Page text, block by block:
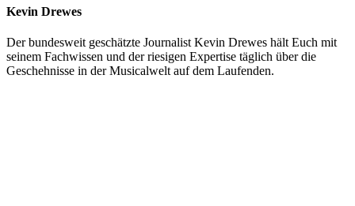
Kevin Drewes
Der bundesweit geschätzte Journalist Kevin Drewes hält Euch mit
seinem Fachwissen und der riesigen Expertise täglich über die
Geschehnisse in der Musicalwelt auf dem Laufenden.